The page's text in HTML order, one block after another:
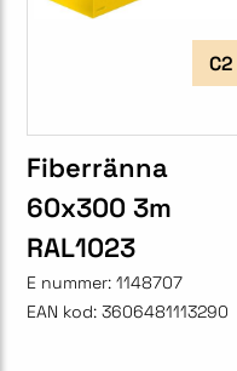
C2
Fiberränna
60x300 3m
RAL1023
E nummer: 1148707
EAN kod: 3606481113290